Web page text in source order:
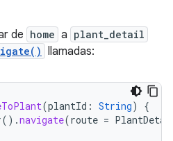
de home a plant_detail
llamadas:
(plantId : String)
{
().navigate(route =